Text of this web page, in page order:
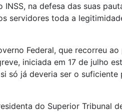
na defesa das suas
servidores toda a
Federal, que recorreu
iniciada em 17 de julho
só já deveria ser o
do Superior Tribunal